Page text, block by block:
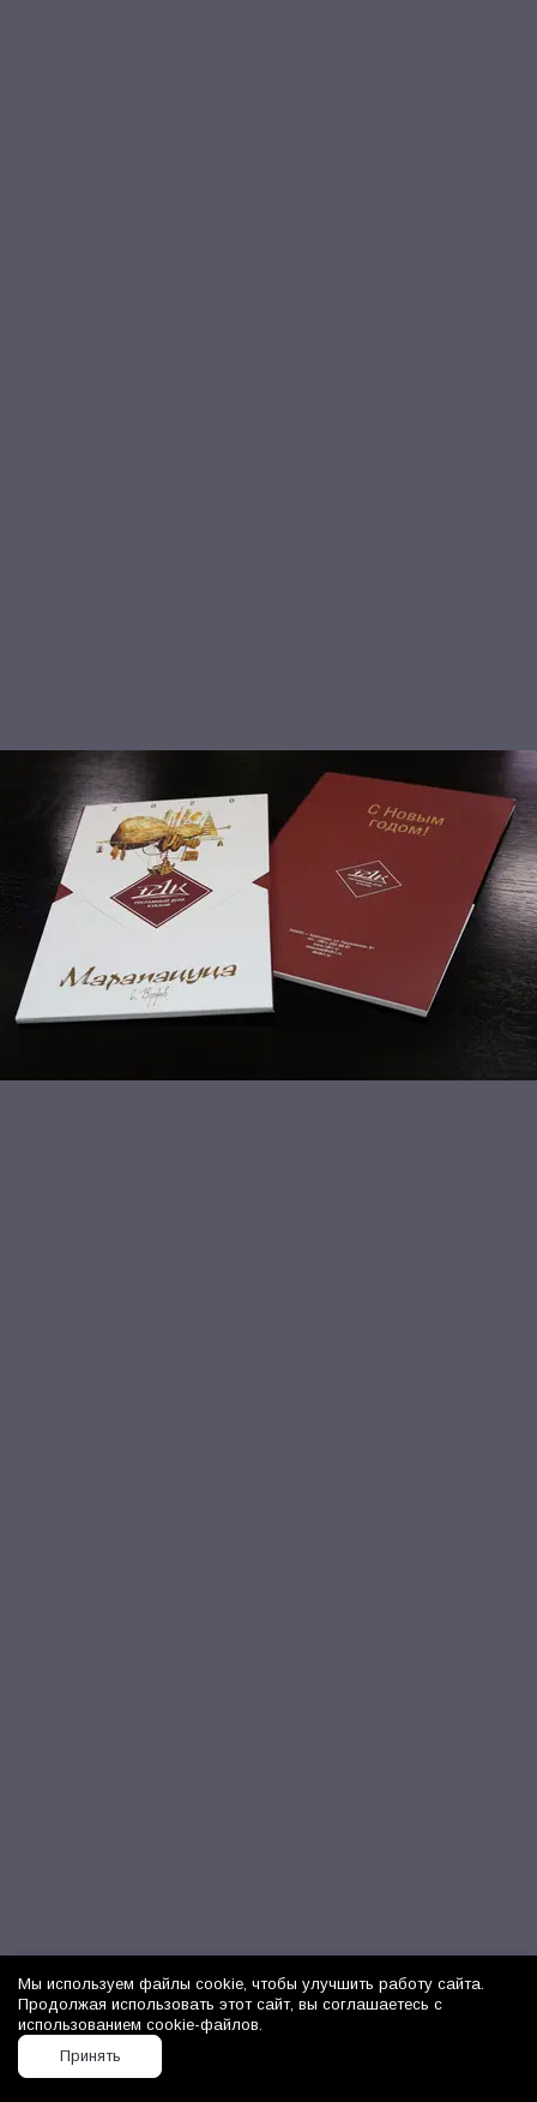
Мы используем файлы cookie, чтобы улучшить работу сайта.
Продолжая использовать этот сайт, вы соглашаетесь с
использованием cookie-файлов.
Принять